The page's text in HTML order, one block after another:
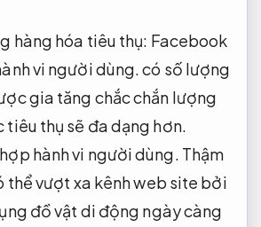
hàng hóa tiêu thụ: Facebook
vi người dùng.có số lượng
gia tăng chắc chắn lượng
tiêu thụ sẽ đa dạng hơn.
hành vi người dùng. Thậm
thể vượt xa kênh web site bởi
đồ vật di động ngày càng